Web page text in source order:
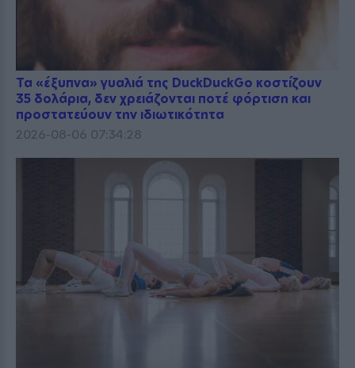
Τα «έξυπνα» γυαλιά της DuckDuckGo κοστίζουν
35 δολάρια, δεν χρειάζονται ποτέ φόρτιση και
προστατεύουν την ιδιωτικότητα
2026-08-06 07:34:28